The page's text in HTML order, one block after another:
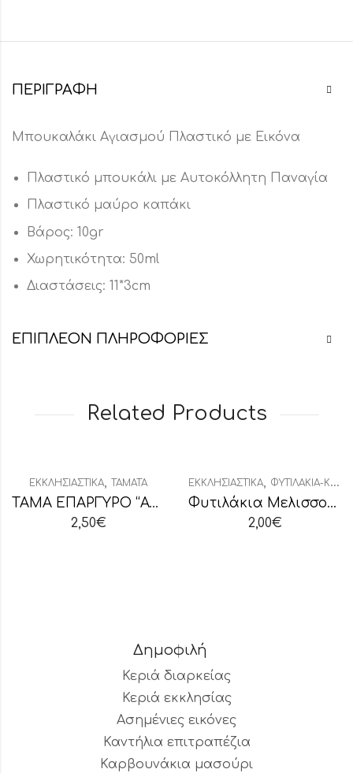
ΠΕΡΙΓΡΑΦΉ
Μπουκαλάκι Αγιασμού Πλαστικό με Εικόνα
Πλαστικό μπουκάλι με Αυτοκόλλητη Παναγία
Πλαστικό μαύρο καπάκι
Βάρος: 10gr
Χωρητικότητα: 50ml
Διαστάσεις: 11*3cm
ΕΠΙΠΛΈΟΝ ΠΛΗΡΟΦΟΡΊΕΣ
Related Products
ΕΚΚΛΗΣΙΑΣΤΙΚΆ, ΤΆΜΑΤΑ
ΤΑΜΑ ΕΠΑΡΓΥΡΟ “ΑΥΤΟΚΙΝΗΤΟ”
2,50€
ΕΚΚΛΗΣΙΑΣΤΙΚΆ, ΦΥΤΙΛΆΚΙΑ-ΚΑΝΤΗΛΉΘΡΕΣ
Φυτιλάκια Μελισσοκέρι Μεγάλη Συσκευασία
2,00€
Δημοφιλή
Κεριά διαρκείας
Κεριά εκκλησίας
Ασημένιες εικόνες
Καντήλια επιτραπέζια
Καρβουνάκια μασούρι